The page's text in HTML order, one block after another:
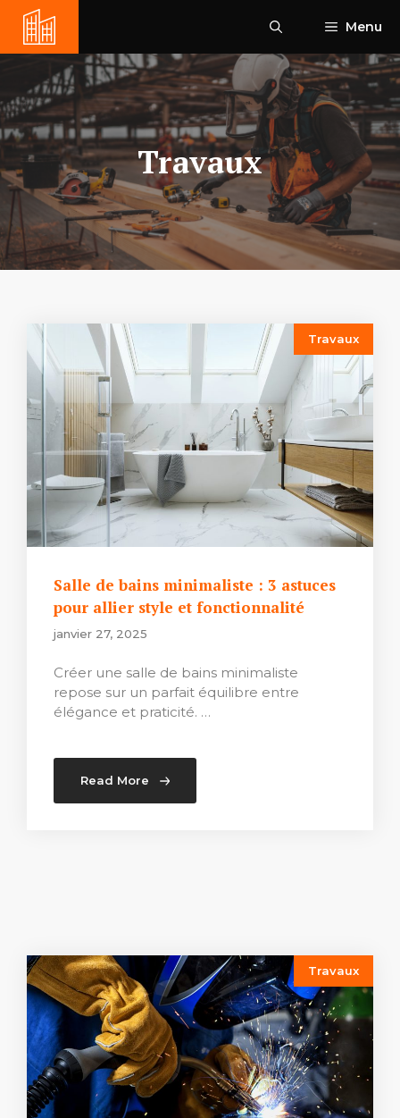
Aller
contenu
Menu
Travaux
Travaux
Salle de bains minimaliste : 3 astuces
pour allier style et fonctionnalité
janvier 27, 2025
Créer une salle de bains minimaliste
repose sur un parfait équilibre entre
élégance et praticité. …
Read More
Travaux